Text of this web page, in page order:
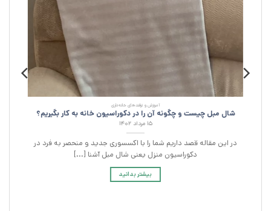
آموزش و ترفند‌های خانه‌داری
شال مبل چیست و چگونه آن را در دکوراسیون خانه به کار بگیریم؟
۱۵ مرداد ۱۴۰۲
در این مقاله قصد داریم شما را با اکسسوری جدید و منحصر به فرد در
دکوراسیون منزل یعنی شال مبل آشنا [...]
بیشتر بدانید